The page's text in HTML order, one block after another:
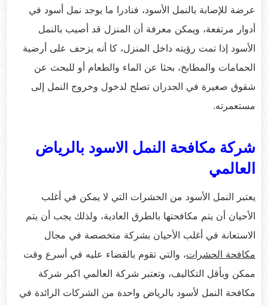
عرضة للإصابة بالنمل الأسود، فنادرا ما يوجد نمل أسود في
أدوار مرتفعة، ويمكن معرفة أن المنزل قد أصيب بالنمل
الأسود إذا تمت رؤيته داخل المنزل، كا أنه يزحف على أرضية
الحمامات والمطابخ، بحثا عن الماء والطعام أو للبحث عن
شقوق صغيرة في الجدران تصلح لدخول وخروج النمل إلى
مستعمرته.
شركة مكافحة النمل الاسود بالرياض
العالمي
يعتبر النمل الأسود من الحشرات التي لا يمكن في أغلب
الأحيان أن يتم مكافحتها بالطرق العادية، ولذلك يجب أن يتم
الاستعانة في أغلب الأحيان بشركة متخصصة في مجال
مكافحة الحشرات، والتي تقوم بالقضاء عليه في أسرع وقت
ممكن وبأقل التكاليف، وتعتبر شركة العالمي اكبر شركة
مكافحة النمل لأسود بالرياض واحدة من الشركات الرائدة في